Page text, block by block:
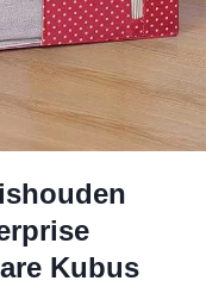
Kubus